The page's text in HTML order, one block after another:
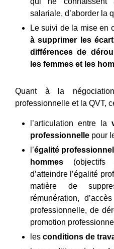
salariale, d’aborder la
Le suivi de la mise en
à supprimer les
différences de
les femmes et les
Quant à la
professionnelle et la QVT,
l’articulation entre la
professionnelle pour
l’égalité
hommes (objectifs
d’atteindre l’égalité
matière de
rémunération,
professionnelle, de
promotion
les conditions de